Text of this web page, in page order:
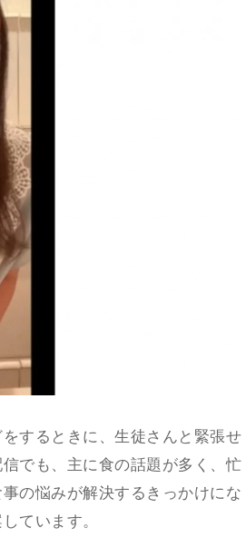
するときに、生徒さんと緊張せ
でも、主に食の話題が多く、忙
の悩みが解決するきっかけにな
ています。